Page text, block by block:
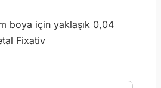
boya için yaklaşık 0,04
Fixativ